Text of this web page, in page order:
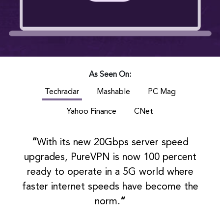
As Seen On:
Techradar Mashable PC Mag
Yahoo Finance CNet
“With its new 20Gbps server speed
upgrades, PureVPN is now 100 percent
ready to operate in a 5G world where
faster internet speeds have become the
norm.“